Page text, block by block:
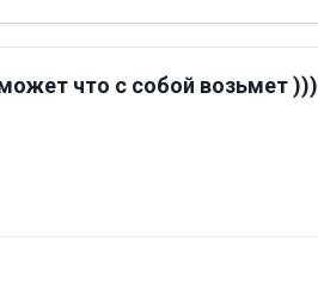
что с собой возьмет )))